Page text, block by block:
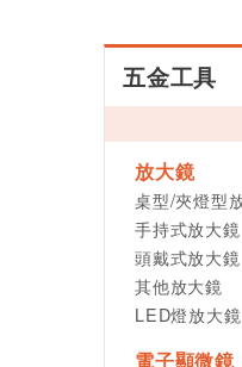
五金工具
放大鏡
桌型/夾燈型
手持式放大鏡
頭戴式放大鏡
其他放大鏡
LED燈放大鏡
電子顯微鏡